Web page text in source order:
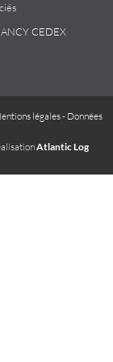
CEDEX
légales- Données
Atlantic Log